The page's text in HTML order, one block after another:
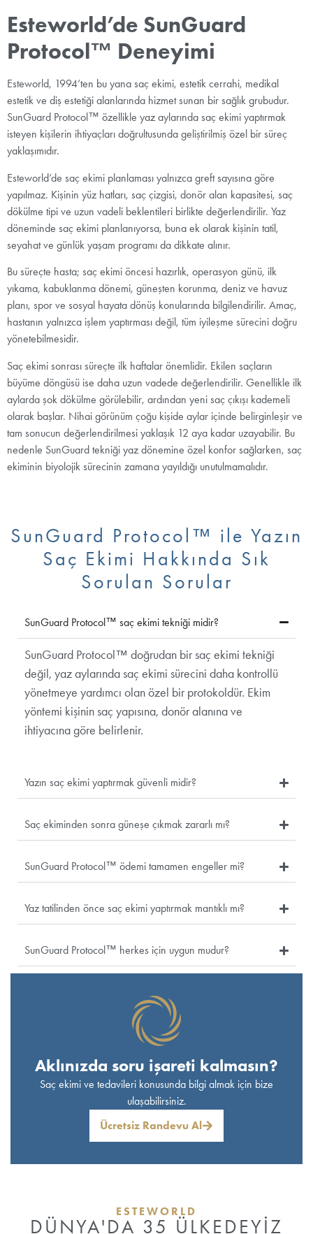
Esteworld’de SunGuard
Protocol™ Deneyimi
Esteworld, 1994’ten bu yana saç ekimi, estetik cerrahi, medikal
estetik ve diş estetiği alanlarında hizmet sunan bir sağlık grubudur.
SunGuard Protocol™ özellikle yaz aylarında saç ekimi yaptırmak
isteyen kişilerin ihtiyaçları doğrultusunda geliştirilmiş özel bir süreç
yaklaşımıdır.
Esteworld’de saç ekimi planlaması yalnızca greft sayısına göre
yapılmaz. Kişinin yüz hatları, saç çizgisi, donör alan kapasitesi, saç
dökülme tipi ve uzun vadeli beklentileri birlikte değerlendirilir. Yaz
döneminde saç ekimi planlanıyorsa, buna ek olarak kişinin tatil,
seyahat ve günlük yaşam programı da dikkate alınır.
Bu süreçte hasta; saç ekimi öncesi hazırlık, operasyon günü, ilk
yıkama, kabuklanma dönemi, güneşten korunma, deniz ve havuz
planı, spor ve sosyal hayata dönüş konularında bilgilendirilir. Amaç,
hastanın yalnızca işlem yaptırması değil, tüm iyileşme sürecini doğru
yönetebilmesidir.
Saç ekimi sonrası süreçte ilk haftalar önemlidir. Ekilen saçların
büyüme döngüsü ise daha uzun vadede değerlendirilir. Genellikle ilk
aylarda şok dökülme görülebilir, ardından yeni saç çıkışı kademeli
olarak başlar. Nihai görünüm çoğu kişide aylar içinde belirginleşir ve
tam sonucun değerlendirilmesi yaklaşık 12 aya kadar uzayabilir. Bu
nedenle SunGuard tekniği yaz dönemine özel konfor sağlarken, saç
ekiminin biyolojik sürecinin zamana yayıldığı unutulmamalıdır.
SunGuard Protocol™ ile Yazın
Saç Ekimi Hakkında Sık
Sorulan Sorular
Aklınızda soru işareti kalmasın?
Saç ekimi ve tedavileri konusunda bilgi almak için bize
ulaşabilirsiniz.
Ücretsiz Randevu Al
SunGuard Protocol™ saç ekimi tekniği midir?
SunGuard Protocol™ doğrudan bir saç ekimi tekniği
değil, yaz aylarında saç ekimi sürecini daha kontrollü
yönetmeye yardımcı olan özel bir protokoldür. Ekim
yöntemi kişinin saç yapısına, donör alanına ve
ihtiyacına göre belirlenir.
Yazın saç ekimi yaptırmak güvenli midir?
Saç ekiminden sonra güneşe çıkmak zararlı mı?
SunGuard Protocol™ ödemi tamamen engeller mi?
Yaz tatilinden önce saç ekimi yaptırmak mantıklı mı?
SunGuard Protocol™ herkes için uygun mudur?
ESTEWORLD
DÜNYA'DA 35 ÜLKEDEYİZ